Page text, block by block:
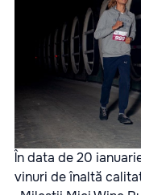
În data de 20
vinuri de înaltă